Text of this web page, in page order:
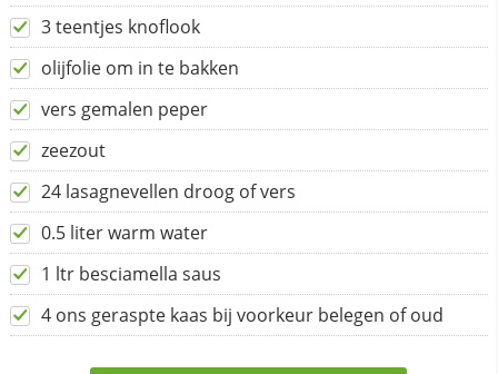
3 teentjes knoflook
olijfolie om in te bakken
vers gemalen peper
zeezout
24 lasagnevellen droog of vers
0.5 liter warm water
1 ltr besciamella saus
4 ons geraspte kaas bij voorkeur belegen of oud